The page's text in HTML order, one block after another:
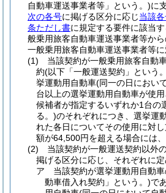
自動車運送事業者等」という。)に
次の各号に掲げる区分に応じ当該
条ただし書に規定する要件に該当
般乗用旅客自動車運送事業者等か
一般乗用旅客自動車運送事業者等に
(1)
当該契約が一般乗用旅客自動
約(以下「一般運送契約」という
挙運動用自動車(同一の日におい
台以上の選挙運動用自動車が使
候補者が指定するいずれか1台の
る。)のそれぞれにつき、選挙運
れた各日についてその使用に対
額が64,500円を超える場合には
(2)
当該契約が一般運送契約以外
掲げる区分に応じ、それぞれに
ア
当該契約が選挙運動用自動
動車借入れ契約」という。)で